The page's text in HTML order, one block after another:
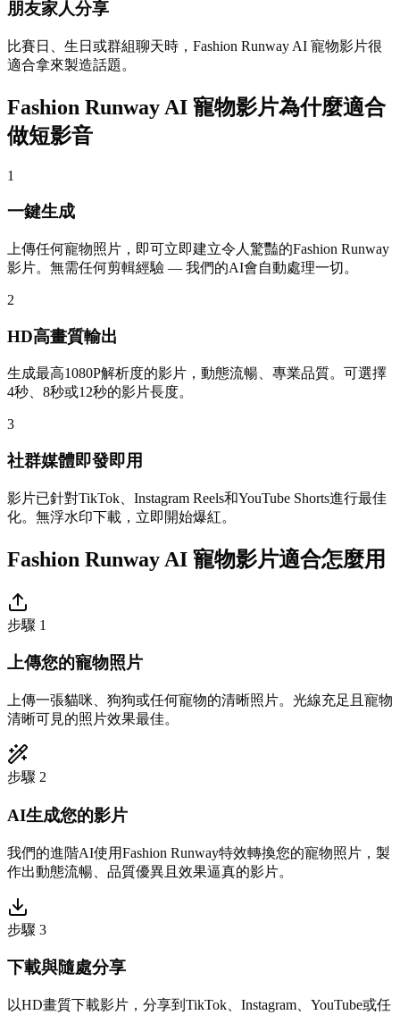
朋友家人分享
比賽日、生日或群組聊天時，Fashion Runway AI 寵物影片很
適合拿來製造話題。
Fashion Runway AI 寵物影片為什麼適合
做短影音
1
一鍵生成
上傳任何寵物照片，即可立即建立令人驚豔的Fashion Runway
影片。無需任何剪輯經驗 — 我們的AI會自動處理一切。
2
HD高畫質輸出
生成最高1080P解析度的影片，動態流暢、專業品質。可選擇
4秒、8秒或12秒的影片長度。
3
社群媒體即發即用
影片已針對TikTok、Instagram Reels和YouTube Shorts進行最佳
化。無浮水印下載，立即開始爆紅。
Fashion Runway AI 寵物影片適合怎麼用
步驟 1
上傳您的寵物照片
上傳一張貓咪、狗狗或任何寵物的清晰照片。光線充足且寵物
清晰可見的照片效果最佳。
步驟 2
AI生成您的影片
我們的進階AI使用Fashion Runway特效轉換您的寵物照片，製
作出動態流暢、品質優異且效果逼真的影片。
步驟 3
下載與隨處分享
以HD畫質下載影片，分享到TikTok、Instagram、YouTube或任